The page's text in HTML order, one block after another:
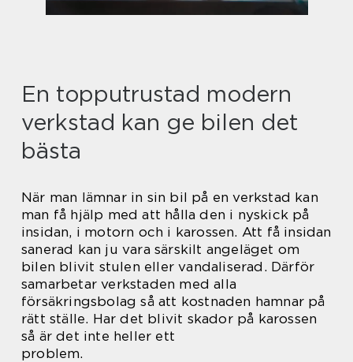
En topputrustad modern
verkstad kan ge bilen det
bästa
När man lämnar in sin bil på en verkstad kan
man få hjälp med att hålla den i nyskick på
insidan, i motorn och i karossen. Att få insidan
sanerad kan ju vara särskilt angeläget om
bilen blivit stulen eller vandaliserad. Därför
samarbetar verkstaden med alla
försäkringsbolag så att kostnaden hamnar på
rätt ställe. Har det blivit skador på karossen
så är det inte heller ett
problem.